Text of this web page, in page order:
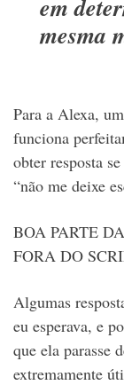
em
mesma
Para a Alexa,
funciona
obter resposta
“não me deixe
BOA PARTE
FORA DO
Algumas
eu esperava, e
que ela parasse
extremamente